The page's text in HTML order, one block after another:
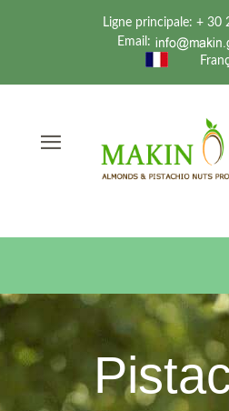
Ligne principale: + 30
Email: